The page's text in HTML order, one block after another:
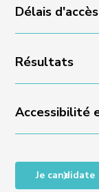
Évaluation
ou un rendu
Délais d'accès
Admissibilité
Experience :
Résultats
Taux de
Taux de
Accessibilité
Accessibilité
RQTH, ou
Je candidate